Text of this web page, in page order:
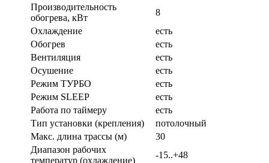
Производительность
обогрева, кВт
8
Охлаждение
есть
Обогрев
есть
Вентиляция
есть
Осушение
есть
Режим ТУРБО
есть
Режим SLEEP
есть
Работа по таймеру
есть
Тип установки (крепления)
потолочный
Макс. длина трассы (м)
30
Диапазон рабочих
температур (охлаждение)
-15..+48